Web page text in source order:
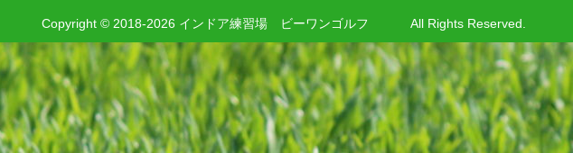
Copyright © 2018-2026 インドア練習場 ビーワンゴルフ All Rights Reserved.